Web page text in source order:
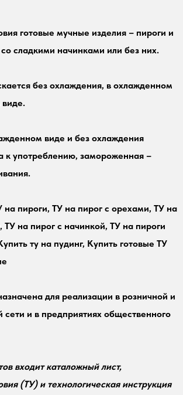
готовые мучные изделия – пироги и
сладкими начинками или без них.
без охлаждения, в охлажденном
виде и без охлаждения
к употреблению, замороженная –
на пироги, ТУ на пирог с орехами, ТУ на
ТУ на пирог с начинкой, ТУ на пироги
ту на пудинг, Купить готовые ТУ
для реализации в розничной и
сети и в предприятиях общественного
входит каталожный лист,
(ТУ) и технологическая инструкция